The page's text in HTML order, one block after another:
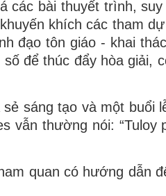
các bài thuyết trình,
khích các tham
đạo tôn giáo - khai
để thúc đẩy hòa giải,
sáng tạo và một buổi
vẫn thường nói: “Tuloy
quan có hướng dẫn